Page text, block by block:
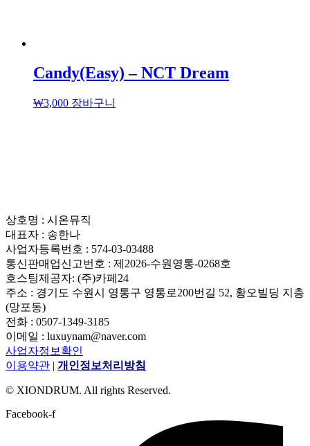
Candy(Easy) – NCT Dream
₩3,000 장바구니
상호명 : 시온뮤직
대표자 : 송한나
사업자등록번호 : 574-03-03488
통신판매업신고번호 : 제2026-수원영통-0268호
호스팅제공자: (주)카페24
주소 : 경기도 수원시 영통구 영통로200번길 52, 황오빌딩 지층
(망포동)
전화 : 0507-1349-3185
이메일 : luxuynam@naver.com
사업자정보확인
이용약관 | 개인정보처리방침
© XIONDRUM. All rights Reserved.
Facebook-f